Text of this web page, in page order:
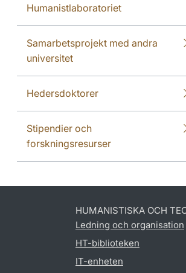
Humanistlaboratoriet
Samarbetsprojekt med andra
universitet
Hedersdoktorer
Stipendier och
forskningsresurser
HUMANISTISKA OCH
Ledning och organisation
HT-biblioteken
IT-enheten